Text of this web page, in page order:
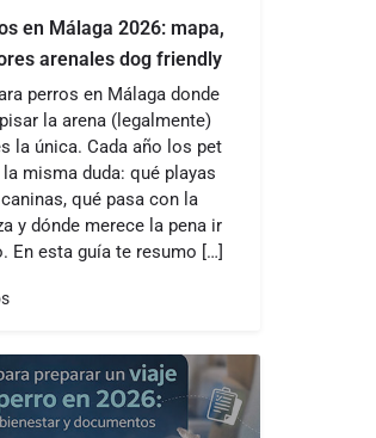
en Málaga 2026: mapa,
arenales dog friendly
perros en Málaga donde
la arena (legalmente)
la única. Cada año los pet
misma duda: qué playas
qué pasa con la
y dónde merece la pena ir
En esta guía te resumo […]